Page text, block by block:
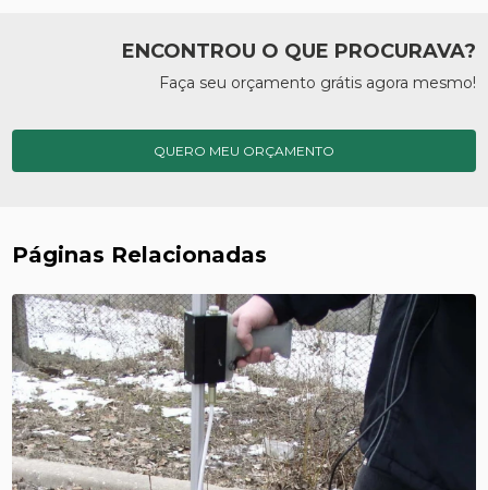
ENCONTROU O QUE PROCURAVA?
Faça seu orçamento grátis agora mesmo!
QUERO MEU ORÇAMENTO
Páginas Relacionadas